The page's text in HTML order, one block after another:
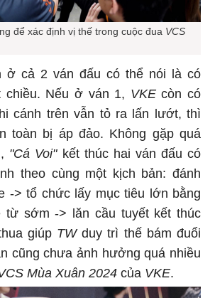
để xác định vị thế trong cuộc đua VCS
ở cả 2 ván đấu có thể nói là có
chiều. Nếu ở ván 1, VKEcòn có
cánh trên vẫn tỏ ra lấn lướt, thì
toàn bị áp đảo. Không gặp quá
"Cá Voi"kết thúc hai ván đấu có
theo cùng một kịch bản: đánh
-> tổ chức lấy mục tiêu lớn bằng
từ sớm -> lăn cầu tuyết kết thúc
giúp TWduy trì thế bám đuổi
cũng chưa ảnh hưởng quá nhiều
Mùa Xuân 2024 của VKE